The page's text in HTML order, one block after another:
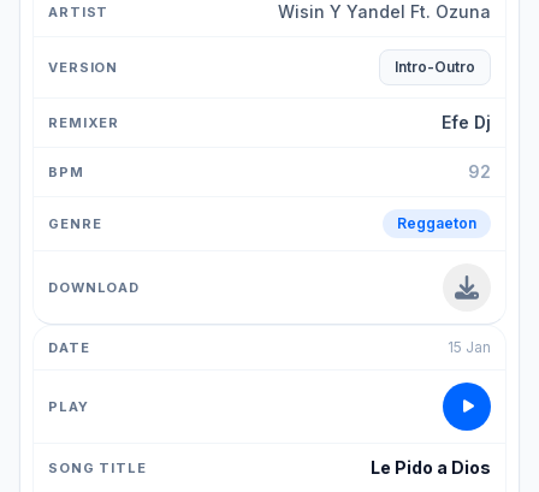
Wisin Y Yandel Ft. Ozuna
Intro-Outro
Efe Dj
92
Reggaeton
15 Jan
Le Pido a Dios